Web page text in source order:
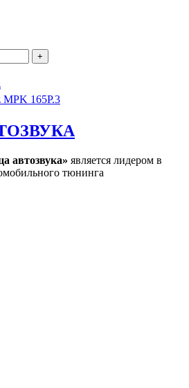
MPK 165P.3
автозвука» является лидером в
тюнинга